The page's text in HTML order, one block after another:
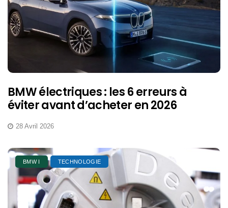
BMW électriques : les 6 erreurs à
éviter avant d’acheter en 2026
28 Avril 2026
BMW I TECHNOLOGIE